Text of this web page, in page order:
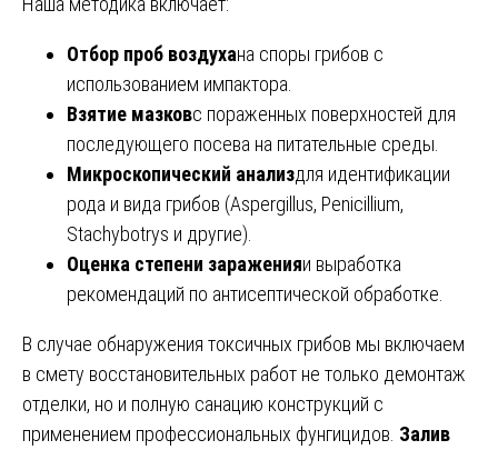
Отбор проб воздухана споры грибов с
использованием импактора.
Взятие мазковс пораженных поверхностей для
последующего посева на питательные среды.
Микроскопический анализдля идентификации
рода и вида грибов (Aspergillus, Penicillium,
Stachybotrys и другие).
Оценка степени зараженияи выработка
рекомендаций по антисептической обработке.
В случае обнаружения токсичных грибов мы включаем
в смету восстановительных работ не только демонтаж
отделки, но и полную санацию конструкций с
применением профессиональных фунгицидов. Залив